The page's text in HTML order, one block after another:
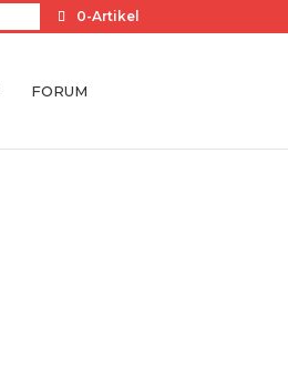
0-Artikel
FORUM